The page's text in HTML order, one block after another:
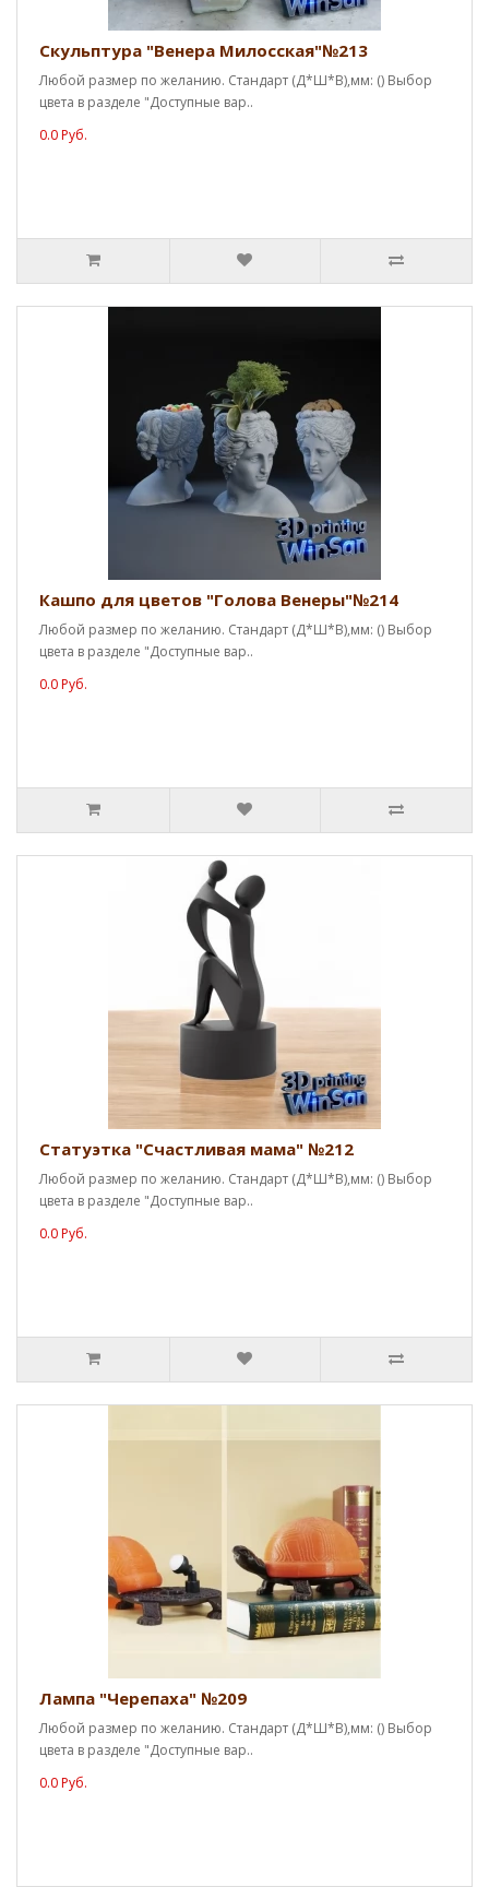
Скульптура "Венера Милосская"№213
Любой размер по желанию. Стандарт (Д*Ш*В),мм: () Выбор
цвета в разделе "Доступные вар..
0.0 Руб.
Кашпо для цветов "Голова Венеры"№214
Любой размер по желанию. Стандарт (Д*Ш*В),мм: () Выбор
цвета в разделе "Доступные вар..
0.0 Руб.
Статуэтка "Счастливая мама" №212
Любой размер по желанию. Стандарт (Д*Ш*В),мм: () Выбор
цвета в разделе "Доступные вар..
0.0 Руб.
Лампа "Черепаха" №209
Любой размер по желанию. Стандарт (Д*Ш*В),мм: () Выбор
цвета в разделе "Доступные вар..
0.0 Руб.